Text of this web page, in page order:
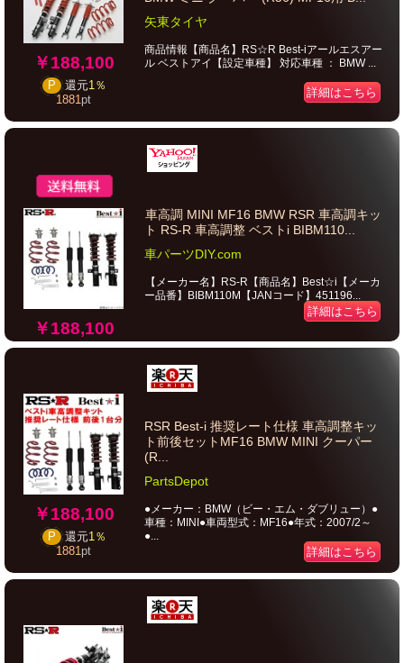
￥188,100
P 還元1％
1881pt
矢東タイヤ
商品情報【商品名】RS☆R Best-iアールエスアー
ル ベストアイ【設定車種】 対応車種 ： BMW ...
詳細はこちら
￥188,100
車高調 MINI MF16 BMW RSR 車高調キッ
ト RS-R 車高調整 ベストi BIBM110...
車パーツDIY.com
【メーカー名】RS-R【商品名】Best☆i【メーカ
ー品番】BIBM110M【JANコード】451196...
詳細はこちら
￥188,100
P 還元1％
1881 pt
RSR Best-i 推奨レート仕様 車高調整キッ
ト前後セットMF16 BMW MINI クーパー
(R...
PartsDepot
●メーカー：BMW（ビー・エム・ダブリュー）●
車種：MINI●車両型式：MF16●年式：2007/2～
●...
詳細はこちら